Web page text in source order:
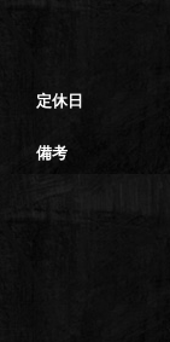
定休日
備考